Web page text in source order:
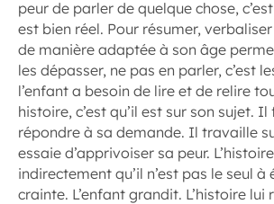
peur de parler de quelque chose,
est bien réel. Pour résumer,
de manière adaptée à son âge
les dépasser, ne pas en parler, c’est
l’enfant a besoin de lire et de relire
histoire, c’est qu’il est sur son sujet.
répondre à sa demande. Il travaille
essaie d’apprivoiser sa peur.
indirectement qu’il n’est pas le seul
crainte. L’enfant grandit. L’histoire lui